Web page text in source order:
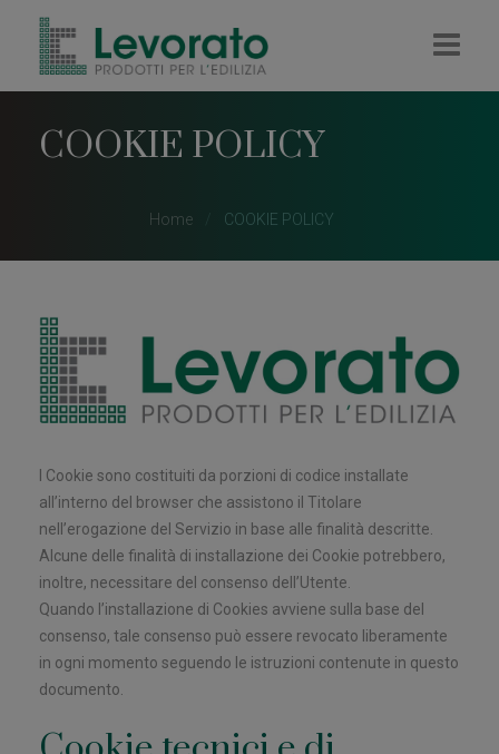
COLORIFICIO
PELLET E LEGNA
CONTATTI
COOKIE POLICY
Home COOKIE POLICY
I Cookie sono costituiti da porzioni di codice installate
all’interno del browser che assistono il Titolare
nell’erogazione del Servizio in base alle finalità descritte.
Alcune delle finalità di installazione dei Cookie potrebbero,
inoltre, necessitare del consenso dell’Utente.
Quando l’installazione di Cookies avviene sulla base del
consenso, tale consenso può essere revocato liberamente
in ogni momento seguendo le istruzioni contenute in questo
documento.